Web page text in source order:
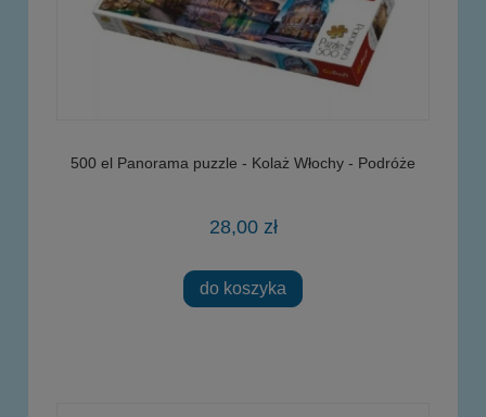
500 el Panorama puzzle - Kolaż Włochy - Podróże
28,00 zł
do koszyka